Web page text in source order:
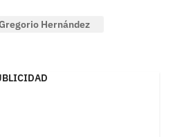
Hernández